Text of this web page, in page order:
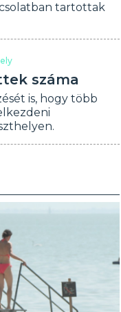
tartottak
száma
is, hogy több